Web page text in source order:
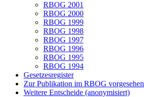
RBOG 2001
RBOG 2000
RBOG 1999
RBOG 1998
RBOG 1997
RBOG 1996
RBOG 1995
RBOG 1994
Gesetzesregister
Zur Publikation im RBOG vorgesehen
Weitere Entscheide (anonymisiert)